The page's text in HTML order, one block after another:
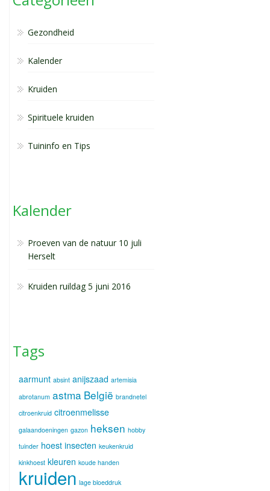
Gezondheid
Kalender
Kruiden
Spirituele kruiden
Tuininfo en Tips
Kalender
Proeven van de natuur 10 juli
Herselt
Kruiden ruildag 5 juni 2016
Tags
aarmunt absint anijszaad artemisia
abrotanum astma België brandnetel
citroenkruid citroenmelisse
galaandoeningen gazon heksen hobby
tuinder hoest insecten keukenkruid
kinkhoest kleuren koude handen
kruiden lage bloeddruk